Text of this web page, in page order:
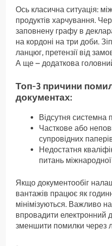
Ось класична ситуація:
продуктів харчування.
заповнену графу в
на кордоні на три доби.
ланцюг, претензії від
А ще – додаткова
Топ-3 причини
документах:
Відсутня системна
Часткове або
супровідних
Недостатня
питань міжнародної
Якщо документообіг
вантажів працює як
мінімізуються. Важливо
впровадити електронний
зменшити помилки через